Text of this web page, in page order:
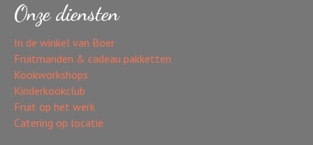
Onze diensten
In de winkel van Boer
Fruitmanden & cadeau pakketten
Kookworkshops
Kinderkookclub
Fruit op het werk
Catering op locatie